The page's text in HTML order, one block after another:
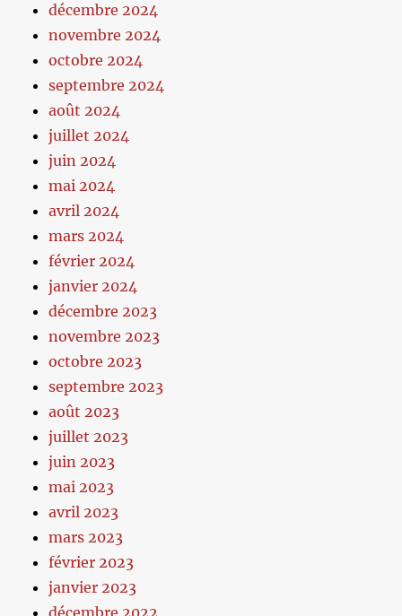
décembre 2024
novembre 2024
octobre 2024
septembre 2024
août 2024
juillet 2024
juin 2024
mai 2024
avril 2024
mars 2024
février 2024
janvier 2024
décembre 2023
novembre 2023
octobre 2023
septembre 2023
août 2023
juillet 2023
juin 2023
mai 2023
avril 2023
mars 2023
février 2023
janvier 2023